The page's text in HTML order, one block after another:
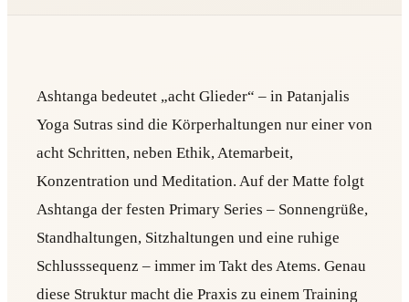
Ashtanga bedeutet „acht Glieder“ – in Patanjalis
Yoga Sutras sind die Körperhaltungen nur einer von
acht Schritten, neben Ethik, Atemarbeit,
Konzentration und Meditation. Auf der Matte folgt
Ashtanga der festen Primary Series – Sonnengrüße,
Standhaltungen, Sitzhaltungen und eine ruhige
Schlusssequenz – immer im Takt des Atems. Genau
diese Struktur macht die Praxis zu einem Training